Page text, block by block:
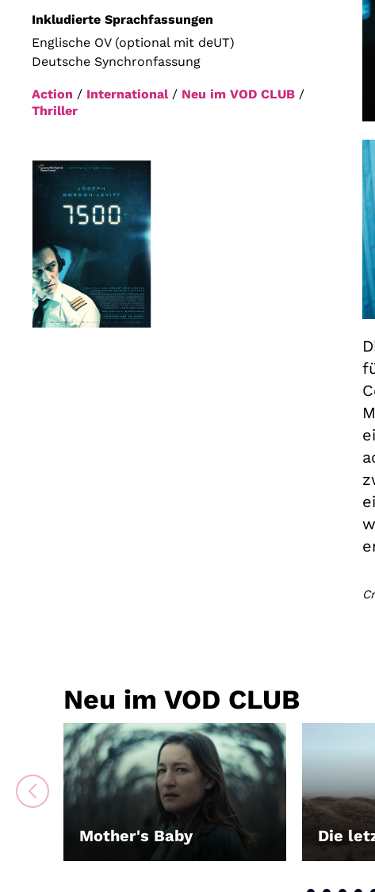
Inkludierte Sprachfassungen
Englische OV (optional mit deUT)
Deutsche Synchronfassung
Action / International/ Neu im VOD CLUB /
Thriller
Neu im VOD CLUB
Mother's Baby
LEIHEN Die
LEIHEN